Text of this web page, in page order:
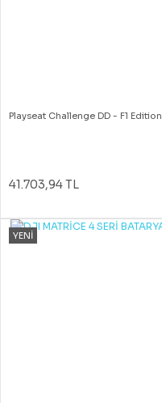
Playseat Challenge DD - F1 Edition
41.703,94 TL
YENİ